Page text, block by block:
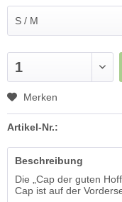
Merken
Artikel-Nr.:
Beschreibung
Die „Cap der guten
Cap ist auf der